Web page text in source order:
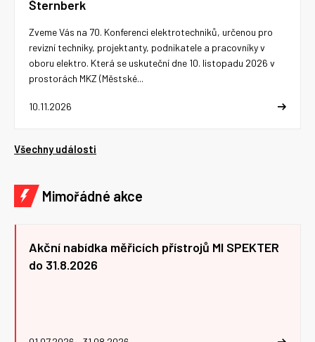
Šternberk
10.11.2026
Zveme Vás na 70. Konferenci elektrotechniků, určenou pro
revizní techniky, projektanty, podnikatele a pracovníky v
oboru elektro. Která se uskuteční dne 10. listopadu 2026 v
prostorách MKZ (Městské...
Všechny události
Mimořádné akce
Akční nabídka měřicích přístrojů MI SPEKTER
do 31.8.2026